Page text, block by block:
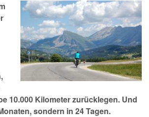
10.000 Kilometer zurücklegen. Und
sondern in 24 Tagen.